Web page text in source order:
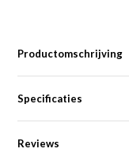
Productomschrijving
Specificaties
Reviews